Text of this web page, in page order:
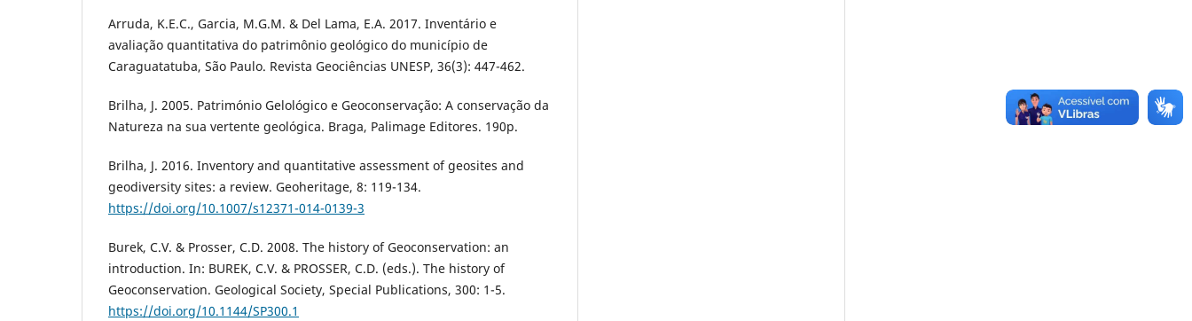
Arruda, K.E.C., Garcia, M.G.M. & Del Lama, E.A. 2017. Inventário e
avaliação quantitativa do patrimônio geológico do município de
Caraguatatuba, São Paulo. Revista Geociências UNESP, 36(3): 447-462.
Brilha, J. 2005. Património Gelológico e Geoconservação: A conservação da
Natureza na sua vertente geológica. Braga, Palimage Editores. 190p.
Brilha, J. 2016. Inventory and quantitative assessment of geosites and
geodiversity sites: a review. Geoheritage, 8: 119-134.
https://doi.org/10.1007/s12371-014-0139-3
Burek, C.V. & Prosser, C.D. 2008. The history of Geoconservation: an
introduction. In: BUREK, C.V. & PROSSER, C.D. (eds.). The history of
Geoconservation. Geological Society, Special Publications, 300: 1-5.
https://doi.org/10.1144/SP300.1